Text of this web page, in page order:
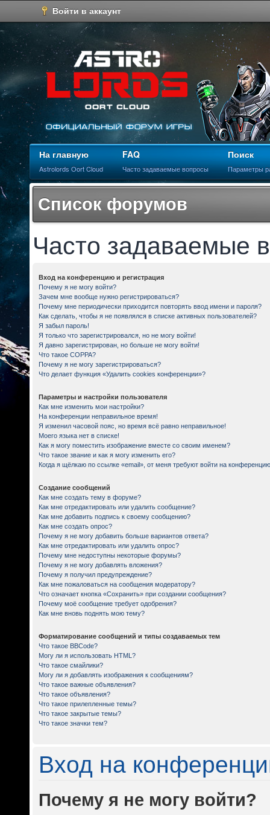
Войти в аккаунт
На главную
Astrolords Oort Cloud
FAQ
Часто задаваемые вопросы
Поиск
Параметры
Список форумов
Часто задаваемые
Вход на конференцию и регистрация
Почему я не могу войти?
Зачем мне вообще нужно регистрироваться?
Почему мне периодически приходится повторять ввод имени и пароля?
Как сделать, чтобы я не появлялся в списке активных пользователей?
Я забыл пароль!
Я только что зарегистрировался, но не могу войти!
Я давно зарегистрирован, но больше не могу войти!
Что такое COPPA?
Почему я не могу зарегистрироваться?
Что делает функция «Удалить cookies конференции»?
Параметры и настройки пользователя
Как мне изменить мои настройки?
На конференции неправильное время!
Я изменил часовой пояс, но время всё равно неправильное!
Моего языка нет в списке!
Как я могу поместить изображение вместе со своим именем?
Что такое звание и как я могу изменить его?
Когда я щёлкаю по ссылке «email», от меня требуют войти на
Создание сообщений
Как мне создать тему в форуме?
Как мне отредактировать или удалить сообщение?
Как мне добавить подпись к своему сообщению?
Как мне создать опрос?
Почему я не могу добавить больше вариантов ответа?
Как мне отредактировать или удалить опрос?
Почему мне недоступны некоторые форумы?
Почему я не могу добавлять вложения?
Почему я получил предупреждение?
Как мне пожаловаться на сообщения модератору?
Что означает кнопка «Сохранить» при создании сообщения?
Почему моё сообщение требует одобрения?
Как мне вновь поднять мою тему?
Форматирование сообщений и типы создаваемых тем
Что такое BBCode?
Могу ли я использовать HTML?
Что такое смайлики?
Могу ли я добавлять изображения к сообщениям?
Что такое важные объявления?
Что такое объявления?
Что такое прилепленные темы?
Что такое закрытые темы?
Что такое значки тем?
Вход на
Почему я не могу войти?